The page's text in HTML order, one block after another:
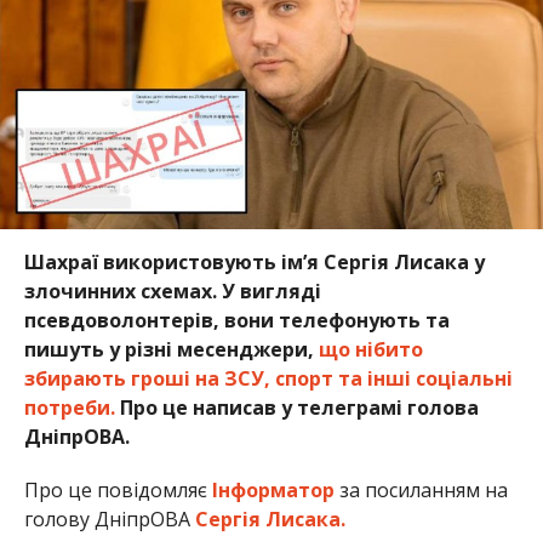
Шахраї використовують ім’я Сергія Лисака у
злочинних схемах. У вигляді
псевдоволонтерів, вони телефонують та
пишуть у різні месенджери, що нібито
збирають гроші на ЗСУ, спорт та інші соціальні
потреби.Про це написав у телеграмі голова
ДніпрОВА.
Про це повідомляє Інформатор за посиланням на
голову ДніпрОВА Сергія Лисака.